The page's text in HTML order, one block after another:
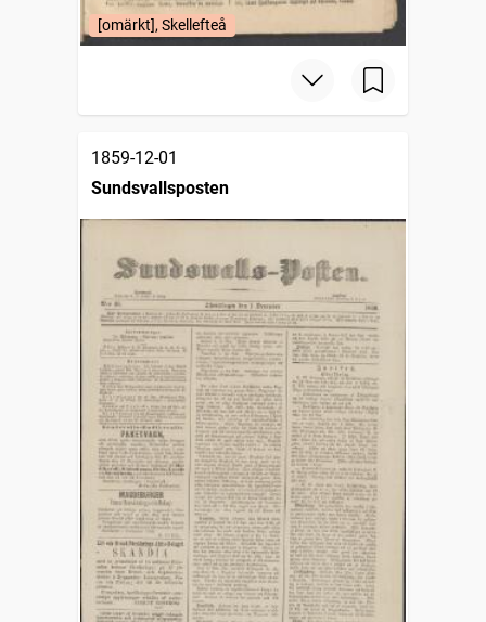
[omärkt], Skellefteå
1859-12-01
Sundsvallsposten